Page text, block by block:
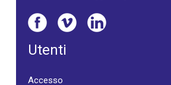
Utenti
Accesso